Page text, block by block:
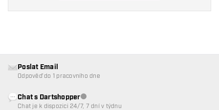
Poslat Email
Odpověď do 1 pracovního dne
Chat s DartshopperZákaznický servis nedostupný
Chat je k dispozici 24/7, 7 dní v týdnu